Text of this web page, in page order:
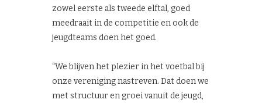
zowel eerste als tweede elftal, goed
meedraait in de competitie en ook de
jeugdteams doen het goed.
“We blijven het plezier in het voetbal bij
onze vereniging nastreven. Dat doen we
met structuur en groei vanuit de jeugd,